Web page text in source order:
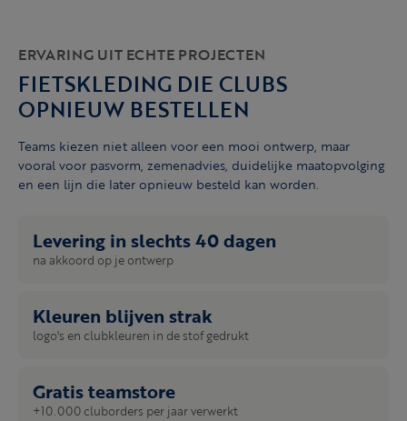
ERVARING UIT ECHTE PROJECTEN
FIETSKLEDING DIE CLUBS
OPNIEUW BESTELLEN
Teams kiezen niet alleen voor een mooi ontwerp, maar
vooral voor pasvorm, zemenadvies, duidelijke maatopvolging
en een lijn die later opnieuw besteld kan worden.
Levering in slechts 40 dagen
na akkoord op je ontwerp
Kleuren blijven strak
logo's en clubkleuren in de stof gedrukt
Gratis teamstore
+10.000 cluborders per jaar verwerkt